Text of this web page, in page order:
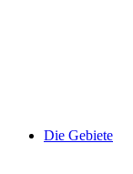
Die Gebiete